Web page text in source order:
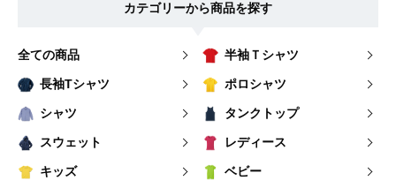
カテゴリーから商品を探す
全ての商品 半袖Ｔシャツ
長袖Tシャツ ポロシャツ
シャツ タンクトップ
スウェット レディース
キッズ ベビー